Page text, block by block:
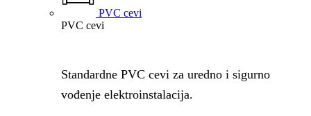
PVC cevi
PVC cevi
Standardne PVC cevi za uredno i sigurno
vođenje elektroinstalacija.